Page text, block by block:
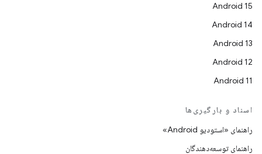
Android 15
Android 14
Android 13
Android 12
Android 11
اسناد و بارگیری‌ها
راهنمای «استودیو Android»
راهنمای توسعه‌دهندگان